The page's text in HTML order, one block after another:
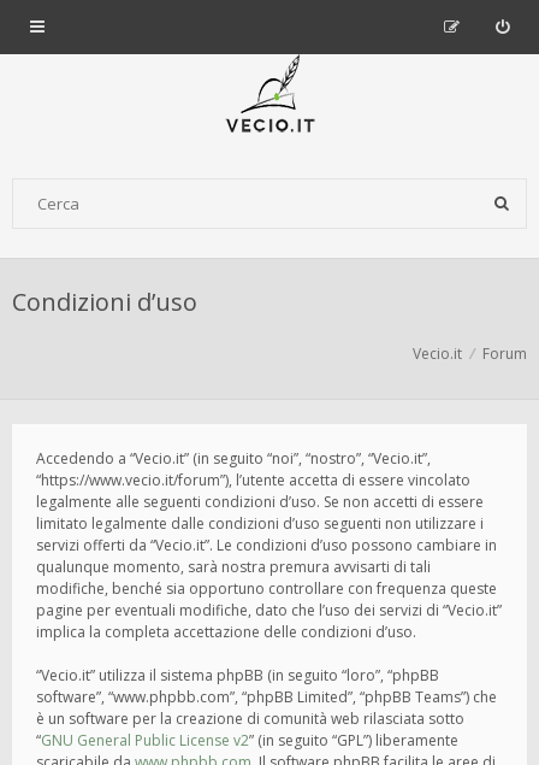
Condizioni d’uso
Vecio.it Forum
Accedendo a “Vecio.it” (in seguito “noi”, “nostro”, “Vecio.it”,
“https://www.vecio.it/forum”), l’utente accetta di essere vincolato
legalmente alle seguenti condizioni d’uso. Se non accetti di essere
limitato legalmente dalle condizioni d’uso seguenti non utilizzare i
servizi offerti da “Vecio.it”. Le condizioni d’uso possono cambiare in
qualunque momento, sarà nostra premura avvisarti di tali
modifiche, benché sia opportuno controllare con frequenza queste
pagine per eventuali modifiche, dato che l’uso dei servizi di “Vecio.it”
implica la completa accettazione delle condizioni d’uso.
“Vecio.it” utilizza il sistema phpBB (in seguito “loro”, “phpBB
software”, “www.phpbb.com”, “phpBB Limited”, “phpBB Teams”) che
è un software per la creazione di comunità web rilasciata sotto
“GNU General Public License v2” (in seguito “GPL”) liberamente